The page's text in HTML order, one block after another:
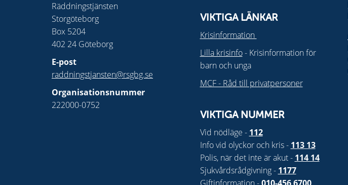
Räddningstjänsten
Storgöteborg
Box 5204
402 24 Göteborg
E-post
raddningstjansten@rsgbg.se
Organisationsnummer
222000-0752
VIKTIGA LÄNKAR
Krisinformation
Lilla krisinfo- Krisinformation för
barn och unga
MCF - Råd till privatpersoner
VIKTIGA NUMMER
Vid nödläge - 112
Info vid olyckor och kris - 113 13
Polis, när det inte är akut - 114 14
Sjukvårdsrådgivning - 1177